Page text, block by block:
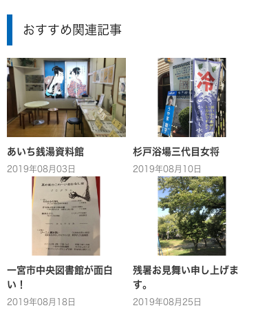
おすすめ関連記事
あいち銭湯資料館
2019年08月03日
杉戸浴場三代目女将
2019年08月10日
一宮市中央図書館が面白
い！
2019年08月18日
残暑お見舞い申し上げま
す。
2019年08月25日